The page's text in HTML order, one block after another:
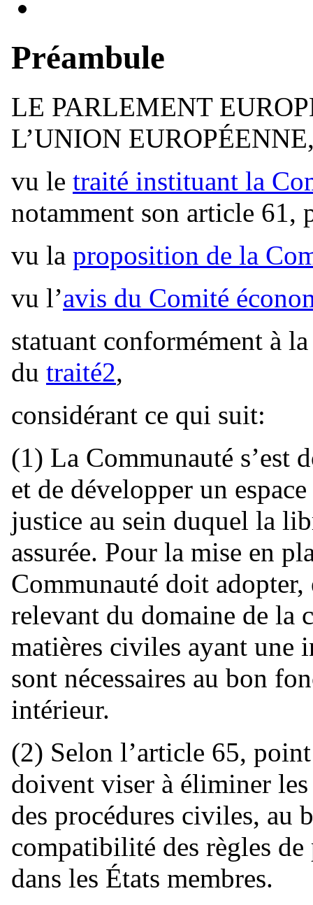
Préambule
LE PARLEMENT
L’UNION
vu le traité instituant la
notamment son article 61,
vu la proposition de la
vu l’avis du Comité
statuant conformément à
du traité2,
considérant ce qui suit:
(1) La Communauté s’est
et de développer un
justice au sein duquel la
assurée. Pour la mise en
Communauté doit adopter,
relevant du domaine de la
matières civiles ayant une
sont nécessaires au bon
intérieur.
(2) Selon l’article 65,
doivent viser à éliminer
des procédures civiles, au
compatibilité des règles
dans les États membres.